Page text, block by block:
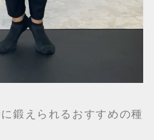
鍛えられるおすすめの種